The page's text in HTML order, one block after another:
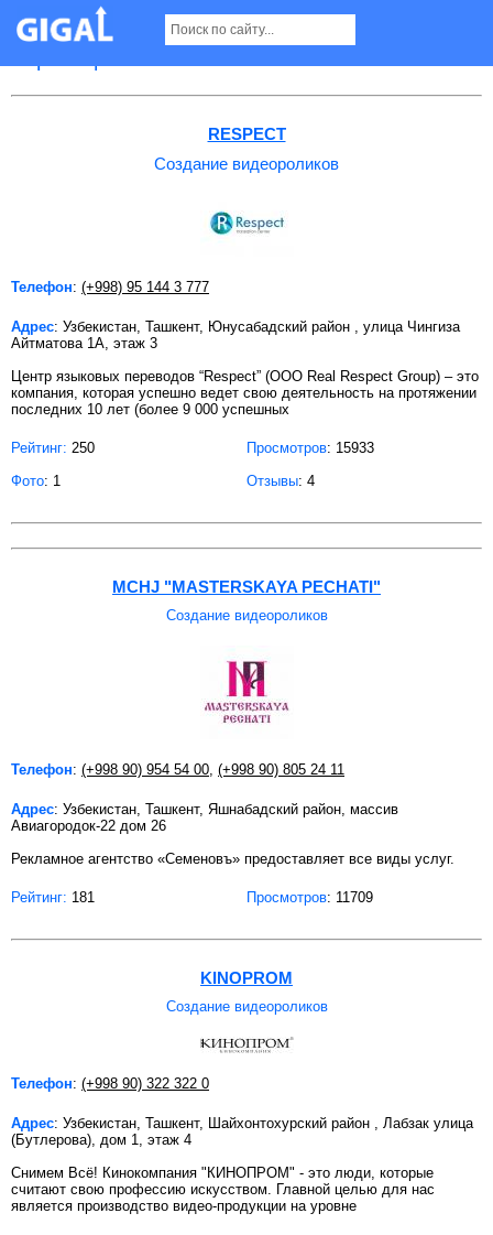
Создание видеороликов в Ташкенте
RESPECT
Создание видеороликов
Телефон: (+998) 95 144 3 777
Адрес: Узбекистан, Ташкент, Юнусабадский район , улица Чингиза
Айтматова 1А, этаж 3
Центр языковых переводов “Respect” (ООО Real Respect Group) – это
компания, которая успешно ведет свою деятельность на протяжении
последних 10 лет (более 9 000 успешных
Рейтинг: 250 Просмотров: 15933
Фото: 1 Отзывы: 4
MCHJ "MASTERSKAYA PECHATI"
Создание видеороликов
Телефон: (+998 90) 954 54 00, (+998 90) 805 24 11
Адрес: Узбекистан, Ташкент, Яшнабадский район, массив
Авиагородок-22 дом 26
Рекламное агентство «Семеновъ» предоставляет все виды услуг.
Рейтинг: 181 Просмотров: 11709
KINOPROM
Создание видеороликов
Телефон: (+998 90) 322 322 0
Адрес: Узбекистан, Ташкент, Шайхонтохурский район , Лабзак улица
(Бутлерова), дом 1, этаж 4
Снимем Всё! Кинокомпания "КИНОПРОМ" - это люди, которые
считают свою профессию искусством. Главной целью для нас
является производство видео-продукции на уровне